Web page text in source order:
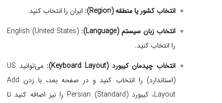
انتخاب کشور یا منطقه (Region):
ایران را انتخاب کنید.
انتخاب زبان سیستم (Language):
English (United States)
را انتخاب کنید.
انتخاب چیدمان کیبورد (Keyboard Layout):
می‌توانید US
(استاندارد) را انتخاب کنید و در صفحه بعد، با زدن Add
Layout، کیبورد Persian (Standard) را نیز اضافه کنید تا